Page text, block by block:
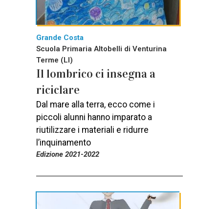
Grande Costa
Scuola Primaria Altobelli di Venturina
Terme (LI)
Il lombrico ci insegna a
riciclare
Dal mare alla terra, ecco come i
piccoli alunni hanno imparato a
riutilizzare i materiali e ridurre
l’inquinamento
Edizione 2021-2022